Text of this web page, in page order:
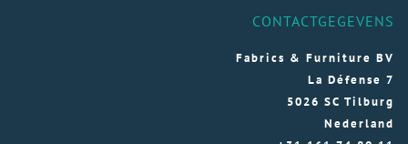
CONTACTGEGEVENS
Fabrics & Furniture BV
La Défense 7
5026 SC Tilburg
Nederland